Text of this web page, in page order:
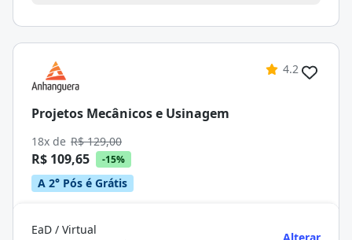
4.2
Projetos Mecânicos e Usinagem
18x de R$ 129,00
R$ 109,65 -15%
A 2° Pós é Grátis
EaD / Virtual